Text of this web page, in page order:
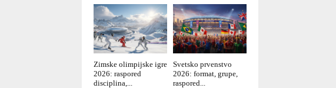
Zimske olimpijske igre
2026: raspored
disciplina,...
Svetsko prvenstvo
2026: format, grupe,
raspored...